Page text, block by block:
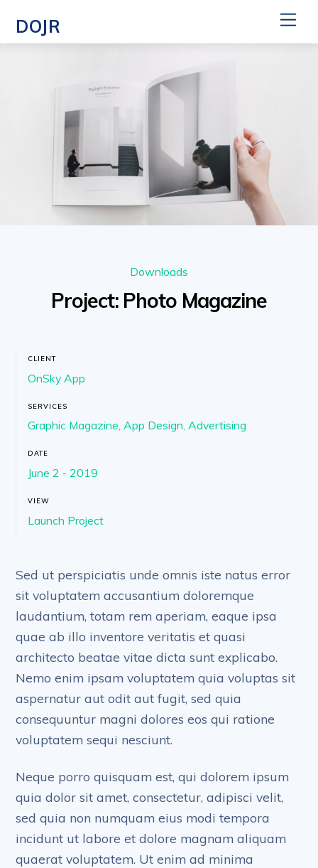
DOJR
Downloads
Project: Photo Magazine
CLIENT
OnSky App
SERVICES
Graphic Magazine, App Design, Advertising
DATE
June 2 - 2019
VIEW
Launch Project
Sed ut perspiciatis unde omnis iste natus error
sit voluptatem accusantium doloremque
laudantium, totam rem aperiam, eaque ipsa
quae ab illo inventore veritatis et quasi
architecto beatae vitae dicta sunt explicabo.
Nemo enim ipsam voluptatem quia voluptas sit
aspernatur aut odit aut fugit, sed quia
consequuntur magni dolores eos qui ratione
voluptatem sequi nesciunt.
Neque porro quisquam est, qui dolorem ipsum
quia dolor sit amet, consectetur, adipisci velit,
sed quia non numquam eius modi tempora
incidunt ut labore et dolore magnam aliquam
quaerat voluptatem. Ut enim ad minima